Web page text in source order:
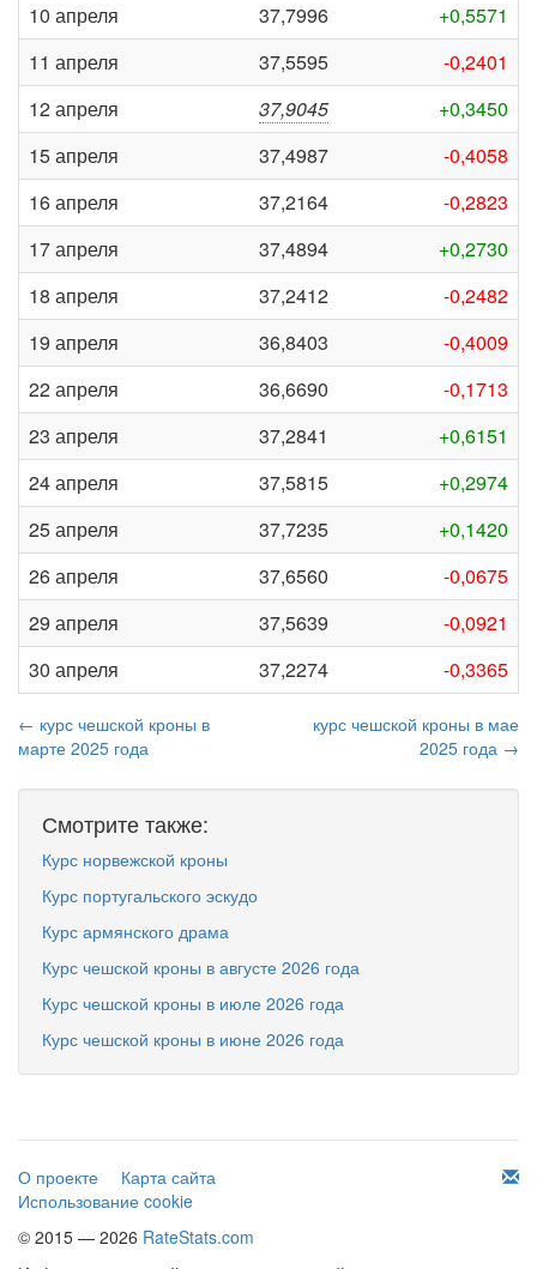
10 апреля
37,7996
+0,5571
11 апреля
37,5595
-0,2401
12 апреля
37,9045
+0,3450
15 апреля
37,4987
-0,4058
16 апреля
37,2164
-0,2823
17 апреля
37,4894
+0,2730
18 апреля
37,2412
-0,2482
19 апреля
36,8403
-0,4009
22 апреля
36,6690
-0,1713
23 апреля
37,2841
+0,6151
24 апреля
37,5815
+0,2974
25 апреля
37,7235
+0,1420
26 апреля
37,6560
-0,0675
29 апреля
37,5639
-0,0921
30 апреля
37,2274 -0,3365
← курс чешской кроны в
марте 2025 года
курс чешской кроны в мае
2025 года →
Смотрите также:
Курс норвежской кроны
Курс португальского эскудо
Курс армянского драма
Курс чешской кроны в августе 2026 года
Курс чешской кроны в июле 2026 года
Курс чешской кроны в июне 2026 года
О проекте
Карта сайта
Использование cookie
© 2015 — 2026 RateStats.com